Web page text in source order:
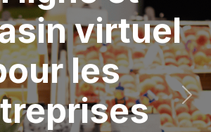
virtuel
les